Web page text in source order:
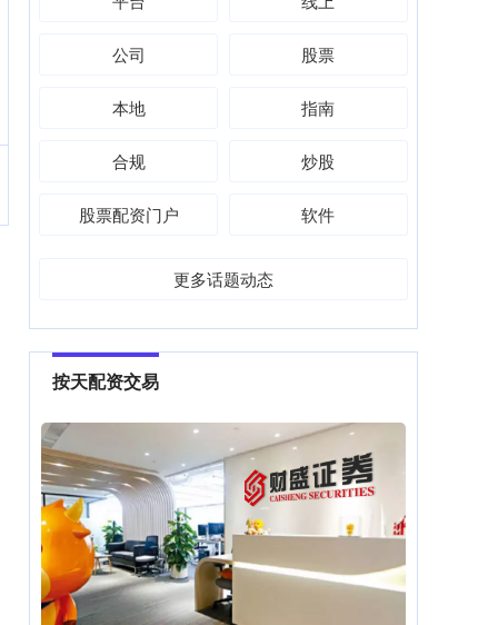
公司 股票
本地 指南
合规 炒股
股票配资门户 软件
更多话题动态
按天配资交易